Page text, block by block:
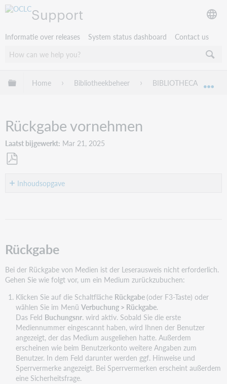
Support
Informatie over releases System status dashboard Contact us
Mondiale hiërarchie uitvouwen / samenvouwen
Home Bibliotheekbeheer BIBLIOTHECA
Rückgabe vornehmen
Laatst bijgewerkt Mar 21, 2025
als Inhoudsopgave
Rückgabe
Bei der Rückgabe von Medien ist der Leserausweis nicht erforderlich.
Gehen Sie wie folgt vor, um ein Medium zurückzubuchen:
Klicken Sie auf die Schaltfläche Rückgabe(oder F3-Taste) oder
wählen Sie im Menü Verbuchung > Rückgabe.
Das Feld Buchungsnr. wird aktiv. Sobald Sie die erste
Mediennummer eingescannt haben, wird Ihnen der Benutzer
angezeigt, der das Medium ausgeliehen hatte. Außerdem
erscheinen wie beim Benutzerkonto weitere Angaben zum
Benutzer. In dem Feld darunter werden ggf. Hinweise und
Sperrvermerke angezeigt. Bei Sperrvermerken erscheint außerdem
eine Sicherheitsfrage.